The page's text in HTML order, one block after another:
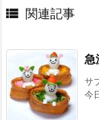
 関連記事
急
サ
今